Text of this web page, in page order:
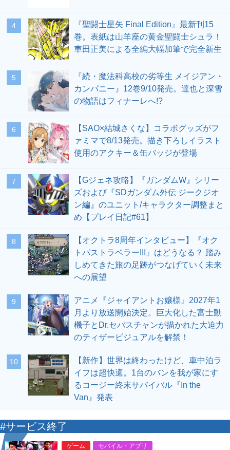
4
『聖闘士星矢 Final Edition』最新刊15
巻。表紙は山羊座の黄金聖闘士シュラ！
車田正美による全編大幅加筆で完全新生
5
『続・魔法科高校の劣等生 メイジアン・
カンパニー』12巻9/10発売。達也と深雪
の物語はフィナーレへ!?
6
【SAO×結城さくな】コラボグッズがフ
ァミマで8/13発売。描き下ろしイラスト
使用のアクキー＆缶バッジが登場
7
【Gジェネ攻略】『ガンダムW』シリー
ズおよび『SDガンダム外伝 ジークジオ
ン編』のユニット/キャラクター調整まと
め【プレイ日記#61】
8
【オクトラ8周年インタビュー】『オク
トパストラベラーIII』はどうなる？ 踏み
しめてきた旅の足跡がつなげていく未来
への展望
9
アニメ『ジャイアントお嬢様』2027年1
月より放送開始決定。巨大化した富士動
機子とDr.セバスチャンが描かれた大迫力
のティザービジュアルを解禁！
10
【新作】世界は終わったけど、車中泊ラ
イフは超快適。1台のバンを我が家にす
るコージー終末サバイバル『In the
Van』発表
#サービス終了
ゲーム モバイル・アプリ